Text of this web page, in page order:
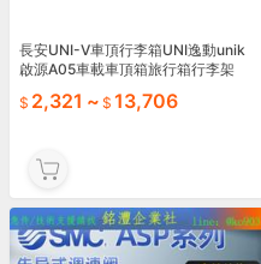
長安UNI-V車頂行李箱UNI逸動unik
啟源A05車載車頂箱旅行箱行李架
2,321 ~ 13,706